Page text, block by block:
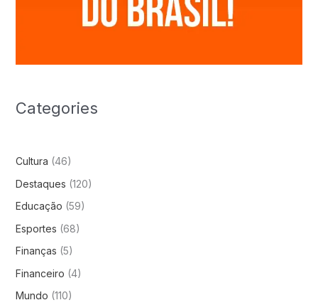
Categories
Cultura (46)
Destaques (120)
Educação (59)
Esportes (68)
Finanças (5)
Financeiro (4)
Mundo (110)